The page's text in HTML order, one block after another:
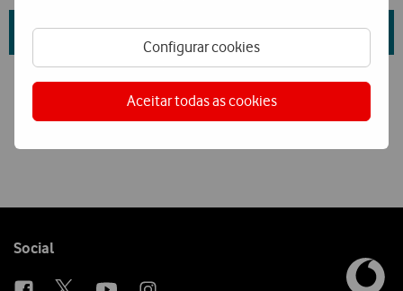
Configurar cookies
Aceitar todas as cookies
Saiba mais sobre as propriedades da marca e fornecedoraqui.
Ver condições Loja Online
Follow
Social